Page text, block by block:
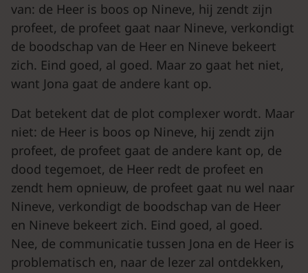
van: de Heer is boos op Nineve, hij zendt zijn
profeet, de profeet gaat naar Nineve, verkondigt
de boodschap van de Heer en Nineve bekeert
zich. Eind goed, al goed. Maar zo gaat het niet,
want Jona gaat de andere kant op.
Dat betekent dat de plot complexer wordt. Maar
niet: de Heer is boos op Nineve, hij zendt zijn
profeet, de profeet gaat de andere kant op, de
dood tegemoet, de Heer redt de profeet en
zendt hem opnieuw, de profeet gaat nu wel naar
Nineve, verkondigt de boodschap van de Heer
en Nineve bekeert zich. Eind goed, al goed.
Nee, de communicatie tussen Jona en de Heer is
problematisch en, naar de lezer zal ontdekken,